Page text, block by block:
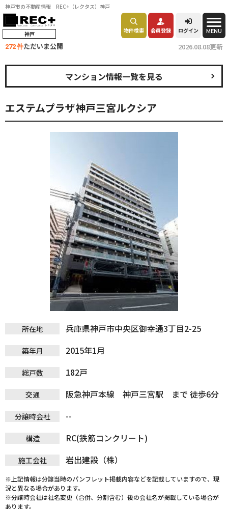
神戸市の不動産情報 REC+（レクタス）神戸
神戸 物件検索 会員登録 ログイン MENU
272 件ただいま公開 2026.08.08更新
エステムプラザ神戸三宮ルクシア
マンション情報一覧を見る
所在地 兵庫県神戸市中央区御幸通3丁目2-25
築年月 2015年1月
総戸数 182戸
交通 阪急神戸本線 神戸三宮駅 まで 徒歩6分
分譲時会社 --
構造 RC(鉄筋コンクリート)
施工会社 岩出建設（株）
※上記情報は分譲当時のパンフレット掲載内容などを記載していますので、現
況と異なる場合があります。
※分譲時会社は社名変更（合併、分割含む）後の会社名が掲載している場合が
あります。